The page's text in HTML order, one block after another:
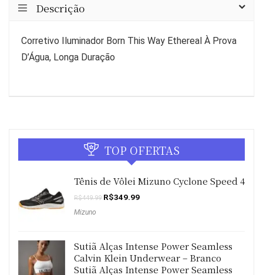
Descrição
Corretivo Iluminador Born This Way Ethereal À Prova
D’Água, Longa Duração
TOP OFERTAS
Tênis de Vôlei Mizuno Cyclone Speed 4
R$449.99 O
R$349.99O
Mizuno
Sutiã Alças Intense Power Seamless
Calvin Klein Underwear – Branco
Sutiã Alças Intense Power Seamless